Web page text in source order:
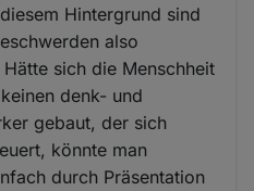
Hintergrund sind
also
sich die Menschheit
denk- und
gebaut, der sich
könnte man
durch Präsentation